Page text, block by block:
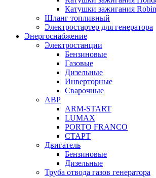
Катушки зажигания
Шланг топливный
Электростартер для генератора
Энергоснабжение
Электростанции
Бензиновые
Газовые
Дизельные
Инверторные
Сварочные
АВР
ARM-START
LUMAX
PORTO FRANCO
СТАРТ
Двигатель
Бензиновые
Дизельные
Труба отвода газов генератора